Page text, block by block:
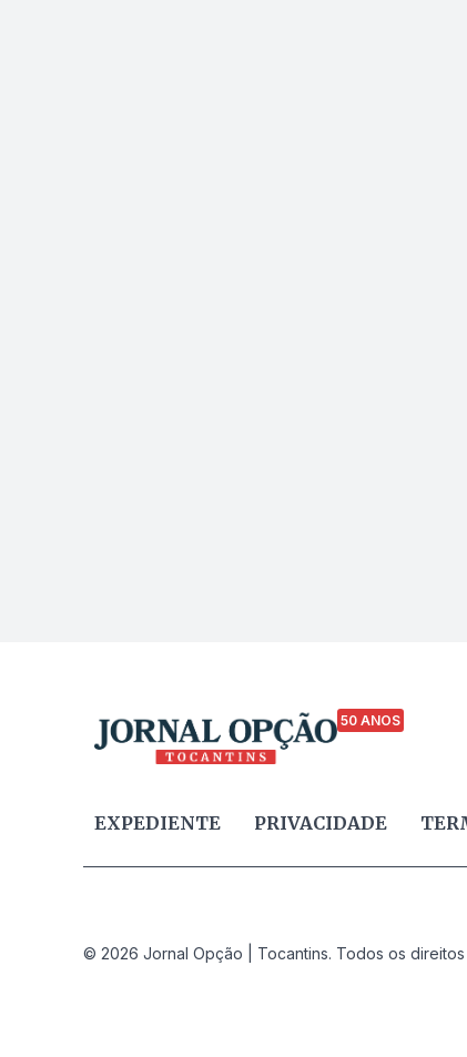
50 ANOS
EXPEDIENTE PRIVACIDADE
© 2026 Jornal Opção | Tocantins. Todos os